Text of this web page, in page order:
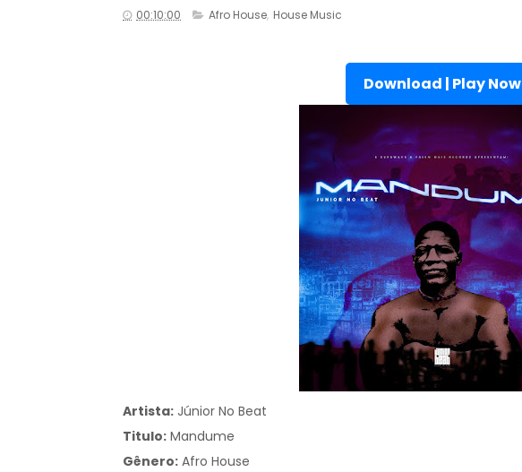
00:10:00 Afro House, House Music
Download | Play Now
Artista: Júnior No Beat
Titulo: Mandume
Gênero: Afro House